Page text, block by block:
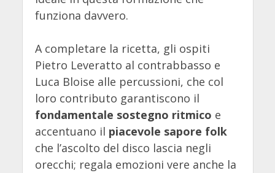
funziona davvero.
A completare la ricetta, gli ospiti
Pietro Leveratto al contrabbasso e
Luca Bloise alle percussioni, che col
loro contributo garantiscono il
fondamentale sostegno ritmico e
accentuano il piacevole sapore folk
che l’ascolto del disco lascia negli
orecchi; regala emozioni vere anche la